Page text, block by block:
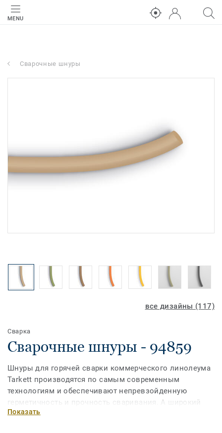
MENU
Сварочные шнуры
все дизайны (117)
Сварка
Сварочные шнуры - 94859
Шнуры для горячей сварки коммерческого линолеума
Tarkett производятся по самым современным
технологиям и обеспечивают непревзойденную
герметичность и прочность сваривания. А широкий
ассортимент позволит выбрать шнур наиболее
Показать